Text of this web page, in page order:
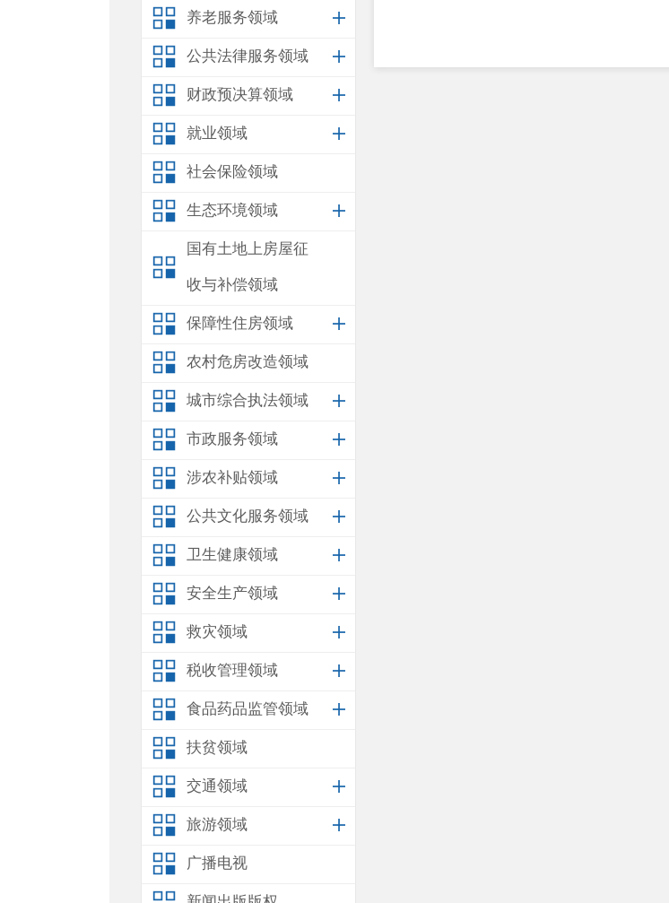
养老服务领域
公共法律服务领域
财政预决算领域
就业领域
社会保险领域
生态环境领域
国有土地上房屋征
收与补偿领域
保障性住房领域
农村危房改造领域
城市综合执法领域
市政服务领域
涉农补贴领域
公共文化服务领域
卫生健康领域
安全生产领域
救灾领域
税收管理领域
食品药品监管领域
扶贫领域
交通领域
旅游领域
广播电视